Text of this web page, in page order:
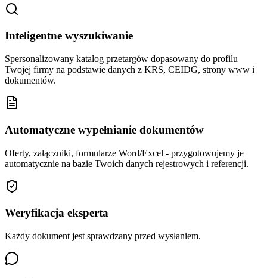
Inteligentne wyszukiwanie
Spersonalizowany katalog przetargów dopasowany do profilu
Twojej firmy na podstawie danych z KRS, CEIDG, strony www i
dokumentów.
Automatyczne wypełnianie dokumentów
Oferty, załączniki, formularze Word/Excel - przygotowujemy je
automatycznie na bazie Twoich danych rejestrowych i referencji.
Weryfikacja eksperta
Każdy dokument jest sprawdzany przed wysłaniem.